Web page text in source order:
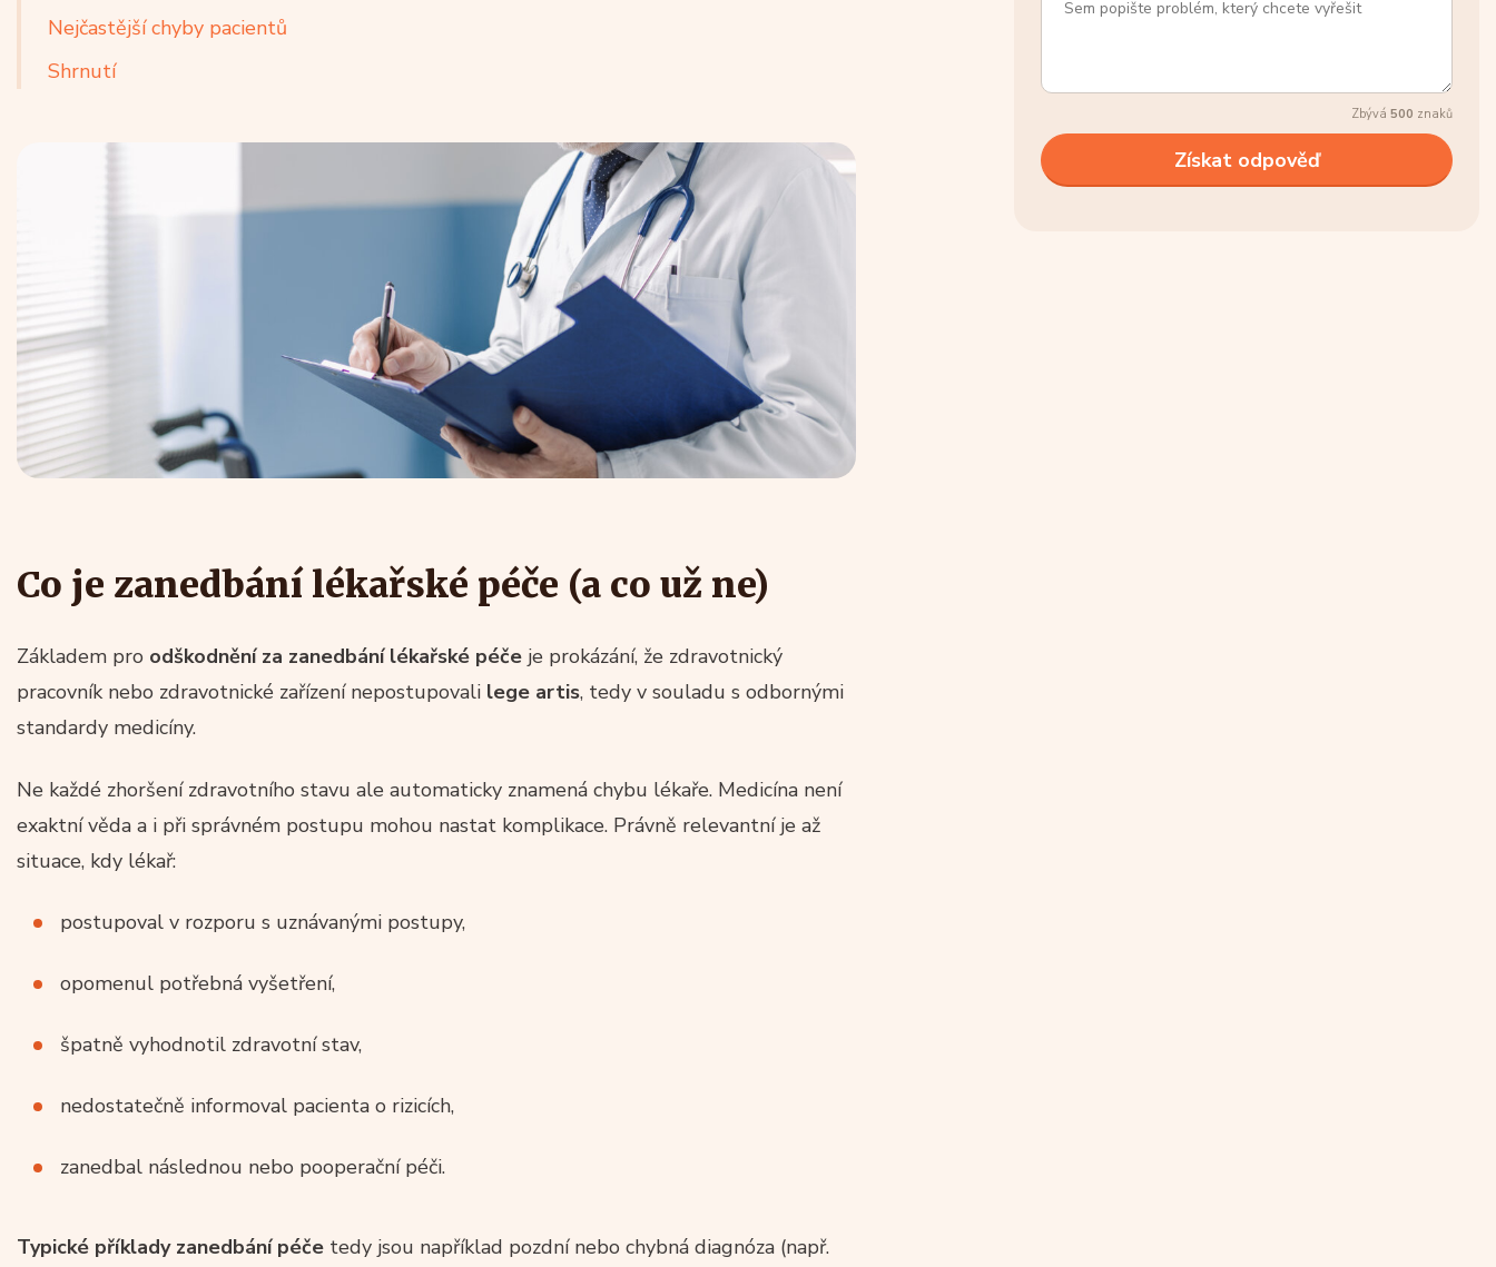
Nejčastější chyby pacientů
Shrnutí
Co je zanedbání lékařské péče (a co už ne)
Základem pro odškodnění za zanedbání lékařské péče je prokázání, že zdravotnický
pracovník nebo zdravotnické zařízení nepostupovali lege artis, tedy v souladu s odbornými
standardy medicíny.
Ne každé zhoršení zdravotního stavu ale automaticky znamená chybu lékaře. Medicína není
exaktní věda a i při správném postupu mohou nastat komplikace. Právně relevantní je až
situace, kdy lékař:
postupoval v rozporu s uznávanými postupy,
opomenul potřebná vyšetření,
špatně vyhodnotil zdravotní stav,
nedostatečně informoval pacienta o rizicích,
zanedbal následnou nebo pooperační péči.
Typické příklady zanedbání péče tedy jsou například pozdní nebo chybná diagnóza (např.
Zbývá 500 znaků